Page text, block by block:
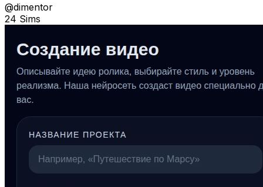
@dimentor
24 Sims